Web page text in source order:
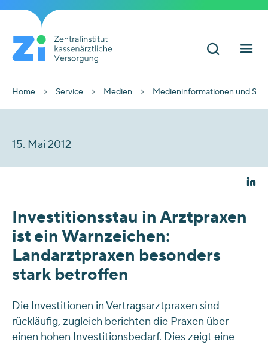
Home Service Medien Medieninformationen und
15. Mai 2012
Investitionsstau in Arztpraxen
ist ein Warnzeichen:
Landarztpraxen besonders
stark betroffen
Die Investitionen in Vertragsarztpraxen sind
rückläufig, zugleich berichten die Praxen über
einen hohen Investitionsbedarf. Dies zeigt eine